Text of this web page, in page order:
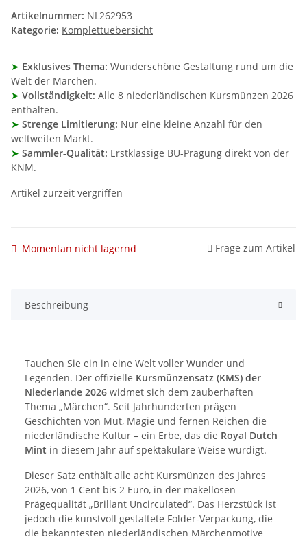
Artikelnummer: NL262953
Kategorie: Komplettuebersicht
➤ Exklusives Thema: Wunderschöne Gestaltung rund um die
Welt der Märchen.
➤ Vollständigkeit: Alle 8 niederländischen Kursmünzen 2026
enthalten.
➤ Strenge Limitierung: Nur eine kleine Anzahl für den
weltweiten Markt.
➤ Sammler-Qualität: Erstklassige BU-Prägung direkt von der
KNM.
Artikel zurzeit vergriffen
Momentan nicht lagernd Frage zum Artikel
Beschreibung
Tauchen Sie ein in eine Welt voller Wunder und
Legenden. Der offizielle Kursmünzensatz (KMS) der
Niederlande 2026 widmet sich dem zauberhaften
Thema „Märchen“. Seit Jahrhunderten prägen
Geschichten von Mut, Magie und fernen Reichen die
niederländische Kultur – ein Erbe, das die Royal Dutch
Mint in diesem Jahr auf spektakuläre Weise würdigt.
Dieser Satz enthält alle acht Kursmünzen des Jahres
2026, von 1 Cent bis 2 Euro, in der makellosen
Prägequalität „Brillant Uncirculated“. Das Herzstück ist
jedoch die kunstvoll gestaltete Folder-Verpackung, die
die bekanntesten niederländischen Märchenmotive